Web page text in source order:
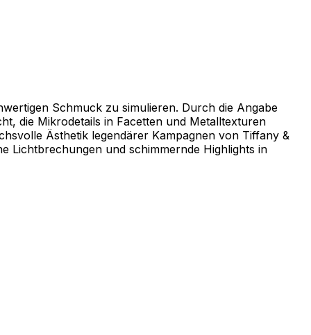
Schmuck zu simulieren. Durch die Angabe
die Mikrodetails in Facetten und Metalltexturen
Ästhetik legendärer Kampagnen von Tiffany &
Lichtbrechungen und schimmernde Highlights in